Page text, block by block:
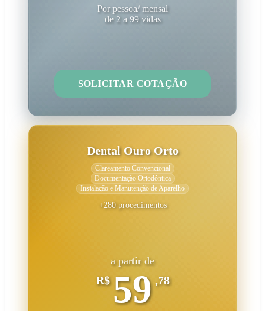
Por pessoa/ mensal
de 2 a 99 vidas
SOLICITAR COTAÇÃO
Dental Ouro Orto
Clareamento Convencional
Documentação Ortodôntica
Instalação e Manutenção de Aparelho
+280 procedimentos
a partir de
R$ 59 ,78